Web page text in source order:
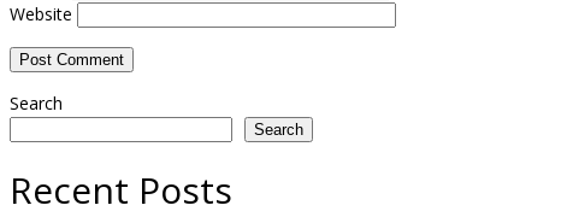
Website
Search
Search
Recent Posts